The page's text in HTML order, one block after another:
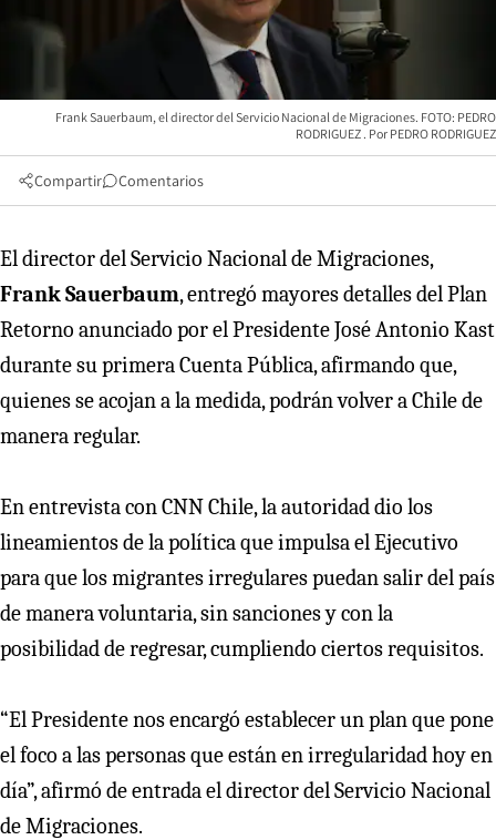
Frank Sauerbaum, el director del Servicio Nacional de Migraciones. FOTO: PEDRO
RODRIGUEZ
PEDRO RODRIGUEZ
Compartir Comentarios
El director del Servicio Nacional de Migraciones,
Frank Sauerbaum, entregó mayores detalles del Plan
Retorno anunciado por el Presidente José Antonio Kast
durante su primera Cuenta Pública, afirmando que,
quienes se acojan a la medida, podrán volver a Chile de
manera regular.
En entrevista con CNN Chile, la autoridad dio los
lineamientos de la política que impulsa el Ejecutivo
para que los migrantes irregulares puedan salir del país
de manera voluntaria, sin sanciones y con la
posibilidad de regresar, cumpliendo ciertos requisitos.
“El Presidente nos encargó establecer un plan que pone
el foco a las personas que están en irregularidad hoy en
día”, afirmó de entrada el director del Servicio Nacional
de Migraciones.